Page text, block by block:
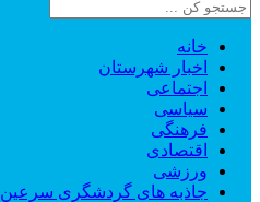
خانه
اخبار شهرستان
اجتماعی
سیاسی
فرهنگی
اقتصادی
ورزشی
جاذبه های گردشگری سرعین